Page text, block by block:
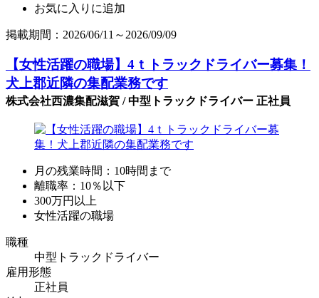
お気に入りに追加
掲載期間：2026/06/11～2026/09/09
【女性活躍の職場】4ｔトラックドライバー募集！
犬上郡近隣の集配業務です
株式会社西濃集配滋賀 / 中型トラックドライバー 正社員
月の残業時間：10時間まで
離職率：10％以下
300万円以上
女性活躍の職場
職種
中型トラックドライバー
雇用形態
正社員